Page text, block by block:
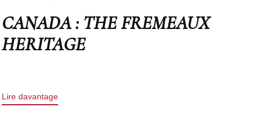
CANADA : THE FREMEAUX
HERITAGE
Lire davantage